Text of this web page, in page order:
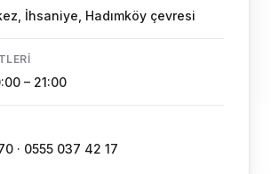
İhsaniye, Hadımköy çevresi
– 21:00
· 0555 037 42 17